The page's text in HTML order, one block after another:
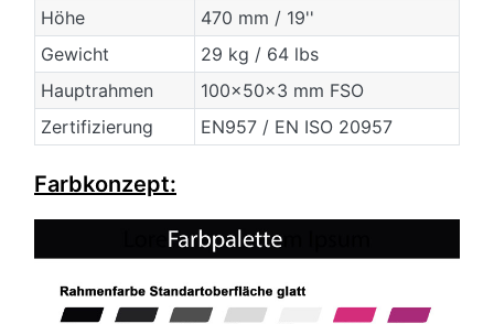
Höhe
470 mm / 19''
Gewicht
29 kg / 64 lbs
Hauptrahmen
100x50x3 mm FSO
Zertifizierung
EN957 / EN ISO 20957
Farbkonzept: